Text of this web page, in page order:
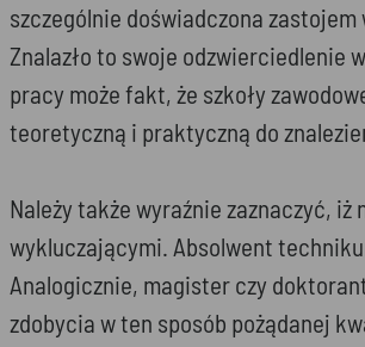
szczególnie doświadczona
Znalazło to swoje odzwierciedlenie
pracy może fakt, że szkoły
teoretyczną i praktyczną do
Należy także wyraźnie zaznaczyć,
wykluczającymi. Absolwent
Analogicznie, magister czy
zdobycia w ten sposób pożądanej